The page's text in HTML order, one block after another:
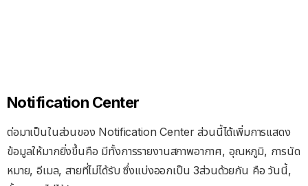
Notification Center
ต่อมาเป็นในส่วนของ Notification Center ส่วนนี้ได้เพิ่มการแสดง
ข้อมูลให้มากยิ่งขึ้นคือ มีทั้งการรายงานสภาพอากาศ, อุณหภูมิ, การนัด
หมาย, อีเมล, สายที่ไม่ได้รับ ซึ่งแบ่งออกเป็น 3ส่วนด้วยกัน คือ วันนี้,